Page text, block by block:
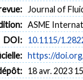
Journal of
ASME
DOI: 10.1115/
https://
18 avr. 2023